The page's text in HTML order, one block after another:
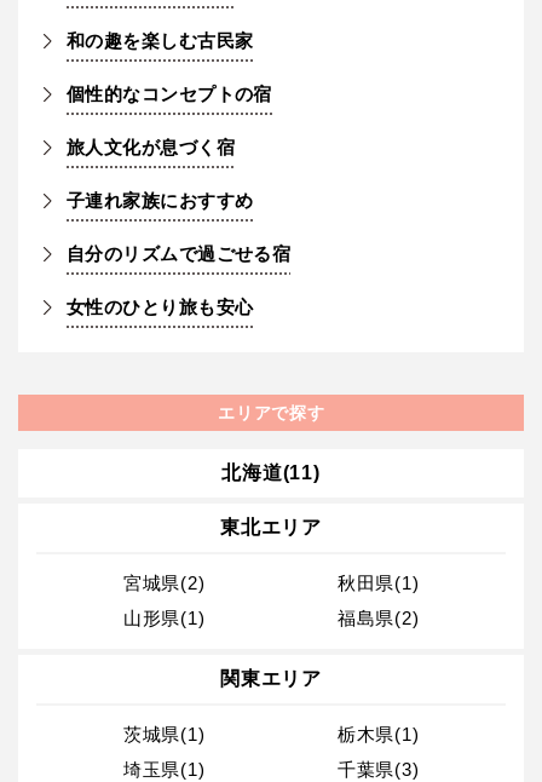
和の趣を楽しむ古民家
個性的なコンセプトの宿
旅人文化が息づく宿
子連れ家族におすすめ
自分のリズムで過ごせる宿
女性のひとり旅も安心
エリアで探す
北海道(11)
東北エリア
宮城県(2)
秋田県(1)
山形県(1)
福島県(2)
関東エリア
茨城県(1)
栃木県(1)
埼玉県(1)
千葉県(3)